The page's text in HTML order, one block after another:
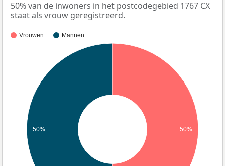
50% van de inwoners in het postcodegebied 1767 CX
staat als vrouw geregistreerd.
Vrouwen Mannen
50% 50%